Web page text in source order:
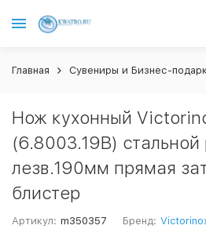
Главная Сувениры и Бизнес-
Нож кухонный
(6.8003.19B)
лезв.190мм прямая
блистер
Артикул: m350357 Бренд: